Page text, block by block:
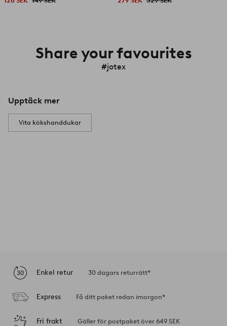
Share your favourites
#jotex
Upptäck mer
Vita kökshanddukar
Enkel retur 30 dagars returrätt*
Express Få ditt paket redan imorgon*
Fri frakt Gäller för postpaket över 649 SEK